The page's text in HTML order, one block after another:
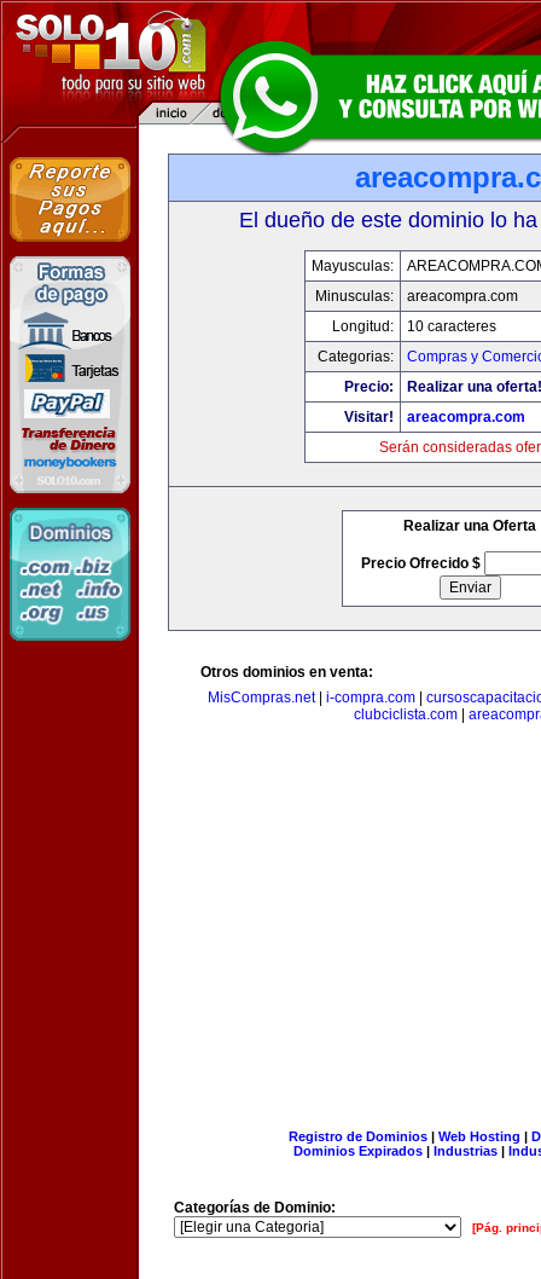
El dueño de este dominio lo
Mayusculas:
Minusculas:
areacompra.com
Longitud:
10 caracteres
Categorias:
Compras y
Precio:
Realizar una oferta!
Visitar!
areacompra.com
Serán consideradas
Realizar una Oferta
Precio Ofrecido $
Otros dominios en venta:
MisCompras.net| i-compra.com|
clubciclista.com|
Registro de Dominios| Web Hosting |
Dominios Expirados | Industrias |
Categorías de Dominio:
[Pág.